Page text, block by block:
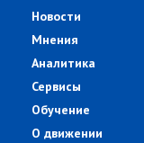
Новости
Мнения
Аналитика
Сервисы
Обучение
О движении